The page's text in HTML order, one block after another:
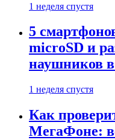
1 неделя спустя
5
microSD и
наушников в
1 неделя спустя
Как
МегаФоне: